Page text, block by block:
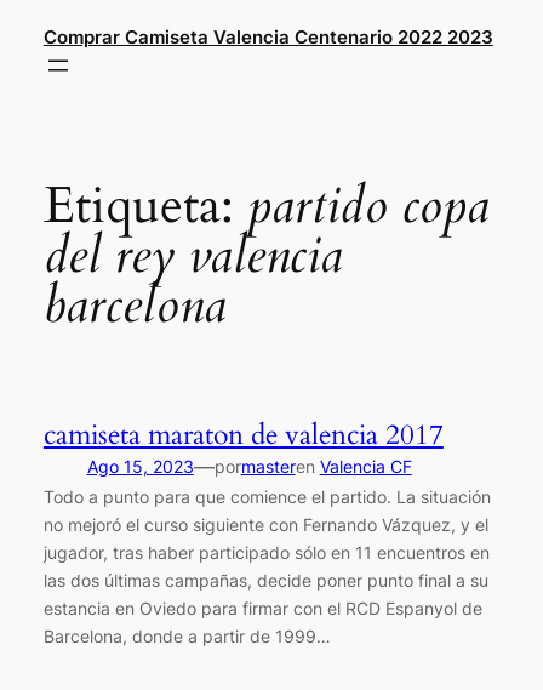
contenido
Comprar Camiseta Valencia Centenario 2022 2023
Etiqueta: partido copa
del rey valencia
barcelona
camiseta maraton de valencia 2017
Ago 15, 2023—pormasteren Valencia CF
Todo a punto para que comience el partido. La situación
no mejoró el curso siguiente con Fernando Vázquez, y el
jugador, tras haber participado sólo en 11 encuentros en
las dos últimas campañas, decide poner punto final a su
estancia en Oviedo para firmar con el RCD Espanyol de
Barcelona, donde a partir de 1999…